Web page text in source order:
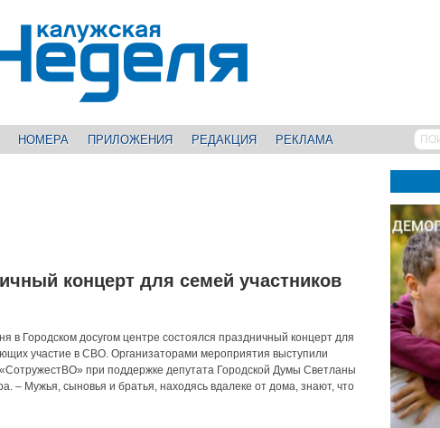
НОМЕРА ПРИЛОЖЕНИЯ РЕДАКЦИЯ РЕКЛАМА
концерт для семей участников
в Городском досугом центре состоялся праздничный концерт для
участие в СВО. Организаторами мероприятия выступили
при поддержке депутата Городской Думы Светланы
– Мужья, сыновья и братья, находясь вдалеке от дома, знают, что